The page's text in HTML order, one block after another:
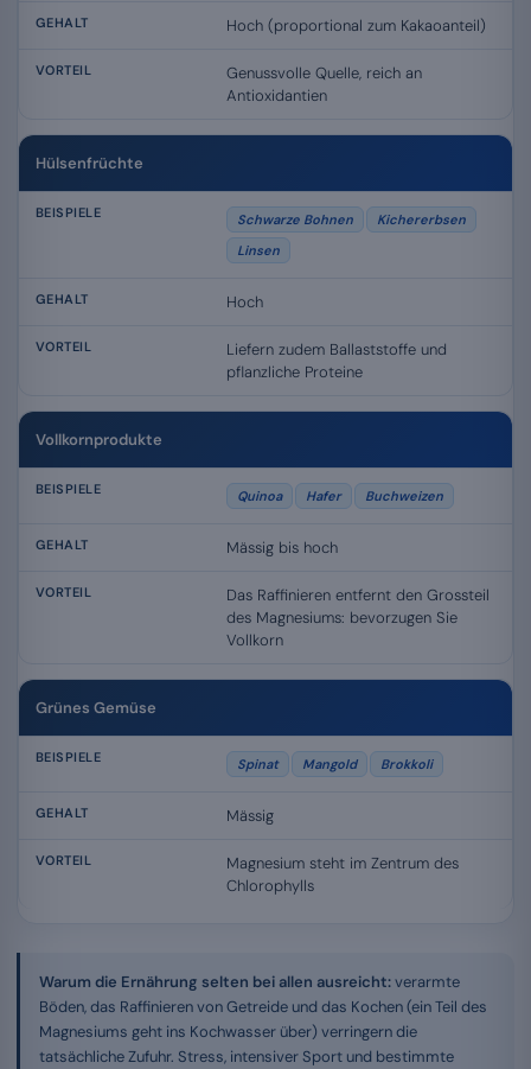
Hoch (proportional zum Kakaoanteil)
Genussvolle Quelle, reich an
Antioxidantien
Hülsenfrüchte
Schwarze Bohnen
Kichererbsen
Linsen
Hoch
Liefern zudem Ballaststoffe und
pflanzliche Proteine
Vollkornprodukte
Quinoa Hafer Buchweizen
Mässig bis hoch
Das Raffinieren entfernt den Grossteil
des Magnesiums: bevorzugen Sie
Vollkorn
Grünes Gemüse
Spinat Mangold Brokkoli
Mässig
Magnesium steht im Zentrum des
Chlorophylls
Warum die Ernährung selten bei allen ausreicht:verarmte
Böden, das Raffinieren von Getreide und das Kochen (ein Teil des
Magnesiums geht ins Kochwasser über) verringern die
tatsächliche Zufuhr. Stress, intensiver Sport und bestimmte